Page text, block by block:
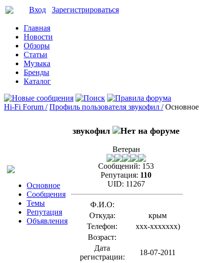
Вход Зарегистрироваться
Главная
Новости
Обзоры
Статьи
Музыка
Бренды
Каталог
Hi-Fi Forum / Профиль пользователя звукофил / Основное
Основное
Сообщения
Темы
Репутация
Объявления
звукофил
Ветеран
Сообщений: 153
Репутация: 110
UID: 11267
Ф.И.О:
Откуда:
крым
Телефон:
xxx-xxxxxxx)
Возраст:
Дата
регистрации:
18-07-2011